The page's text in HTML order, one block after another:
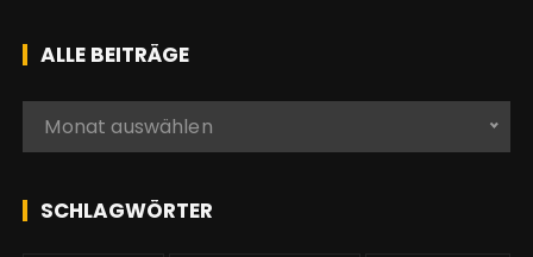
h
e
n
c
:
ALLE BEITRÄGE
e
Monat auswählen
SCHLAGWÖRTER